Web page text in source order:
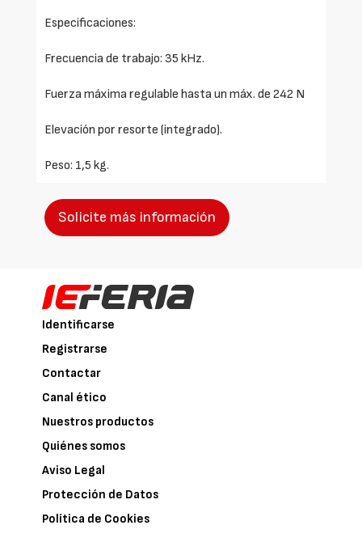
Especificaciones:
Frecuencia de trabajo: 35 kHz.
Fuerza máxima regulable hasta un máx. de 242 N
Elevación por resorte (integrado).
Peso: 1,5 kg.
Solicite más información
Identificarse
Registrarse
Contactar
Canal ético
Nuestros productos
Quiénes somos
Aviso Legal
Protección de Datos
Política de Cookies